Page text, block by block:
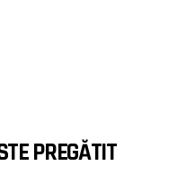
PREGĂTIT